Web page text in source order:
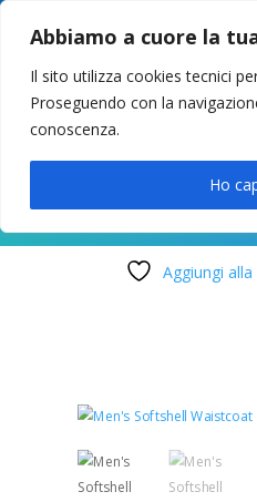
Abbiamo a cuore la
Il sito utilizza cookies tecnici
Proseguendo con la
conoscenza.
Ho
049 8627946 –
LUN-VEN 9-
Aggiungi